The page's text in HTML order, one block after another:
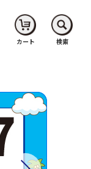
カート 検索